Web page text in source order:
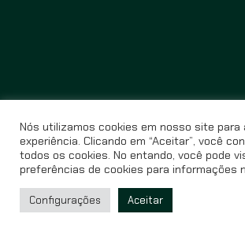
© Miração Filmes Site criado e desenvolvido por
Nós utilizamos cookies em nosso site para
experiência. Clicando em “Aceitar”, você
todos os cookies. No entando, você pode
preferências de cookies para informações
Configurações Aceitar